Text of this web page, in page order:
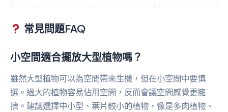
常見問題FAQ
小空間適合擺放大型植物嗎？
雖然大型植物可以為空間帶來生機，但在小空間中要慎
選。過大的植物容易佔用空間，反而會讓空間感覺更擁
擠。建議選擇中小型、葉片較小的植物，像是多肉植物、